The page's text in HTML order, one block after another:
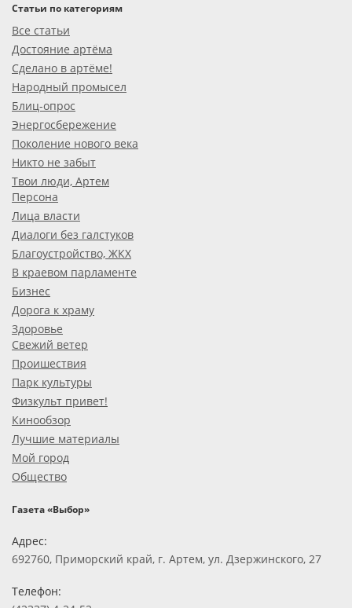
Статьи по категориям
Все статьи
Достояние артёма
Сделано в артёме!
Народный промысел
Блиц-опрос
Энергосбережение
Поколение нового века
Никто не забыт
Твои люди, Артем
Персона
Лица власти
Диалоги без галстуков
Благоустройство, ЖКХ
В краевом парламенте
Бизнес
Дорога к храму
Здоровье
Свежий ветер
Проишествия
Парк культуры
Физкульт привет!
Кинообзор
Лучшие материалы
Мой город
Общество
Газета «Выбор»
Адрес:
692760, Приморский край, г. Артем, ул. Дзержинского, 27
Телефон: